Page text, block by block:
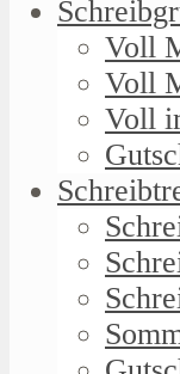
Voll
Voll
Voll